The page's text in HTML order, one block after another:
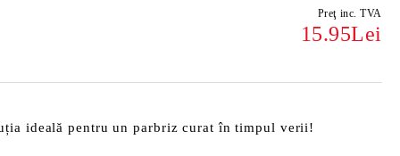
Preţ inc. TVA
15.95Lei
ideală pentru un parbriz curat în timpul verii!